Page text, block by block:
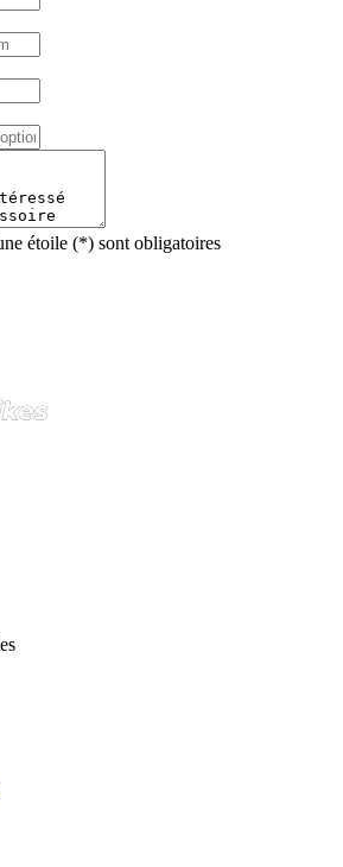
étoile (*) sont obligatoires